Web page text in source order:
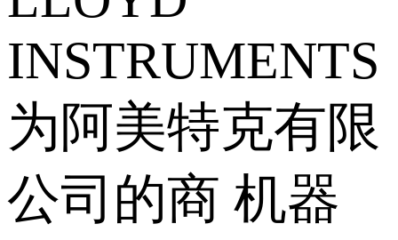
INSTRUMENTS
为阿美特克有限
公司的商 机器